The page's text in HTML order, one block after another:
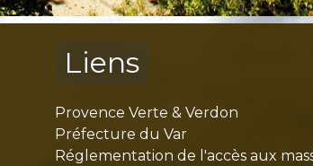
Liens
Provence Verte & Verdon
Préfecture du Var
Réglementation de l'accès aux